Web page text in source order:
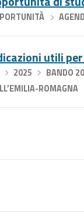
utili per
2025
BANDO
ROMAGNA